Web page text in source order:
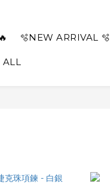
🫧NEW ARRIVAL 🫧
ALL